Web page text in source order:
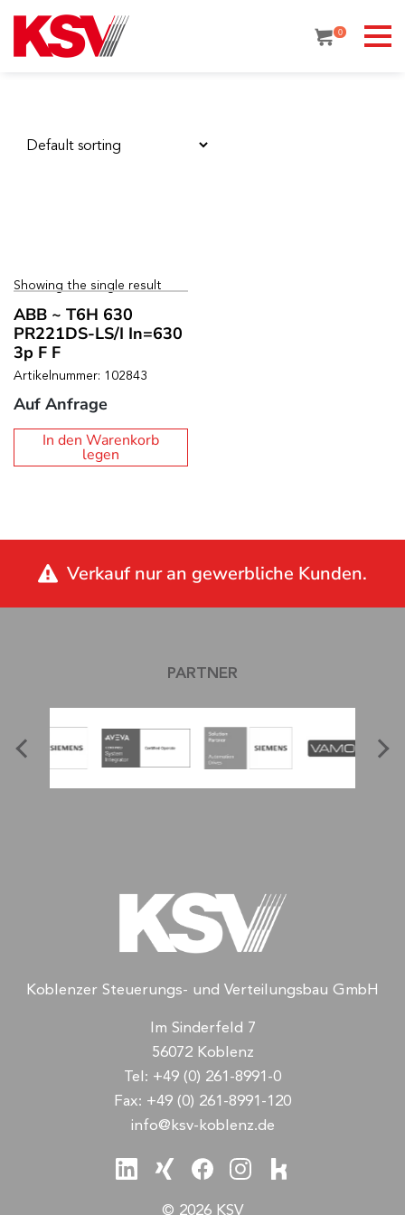
content
0
Showing the single result
ABB ~ T6H 630
PR221DS-LS/I In=630
3p F F
Artikelnummer: 102843
Auf Anfrage
In den Warenkorb
legen
Verkauf nur an gewerbliche Kunden.
PARTNER
Koblenzer Steuerungs- und Verteilungsbau GmbH
Im Sinderfeld 7
56072 Koblenz
Tel: +49 (0) 261-8991-0
Fax: +49 (0) 261-8991-120
info@ksv-koblenz.de
© 2026 KSV